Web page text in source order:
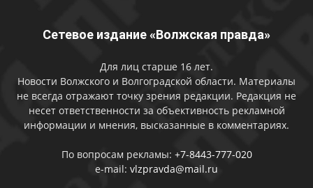
Сетевое издание «Волжская правда»
Для лиц старше 16 лет.
Новости Волжского и Волгоградской области. Материалы
не всегда отражают точку зрения редакции. Редакция не
несет ответственности за объективность рекламной
информации и мнения, высказанные в комментариях.
По вопросам рекламы: +7-8443-777-020
e-mail: vlzpravda@mail.ru